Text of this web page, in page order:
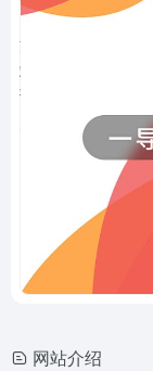
网站介绍